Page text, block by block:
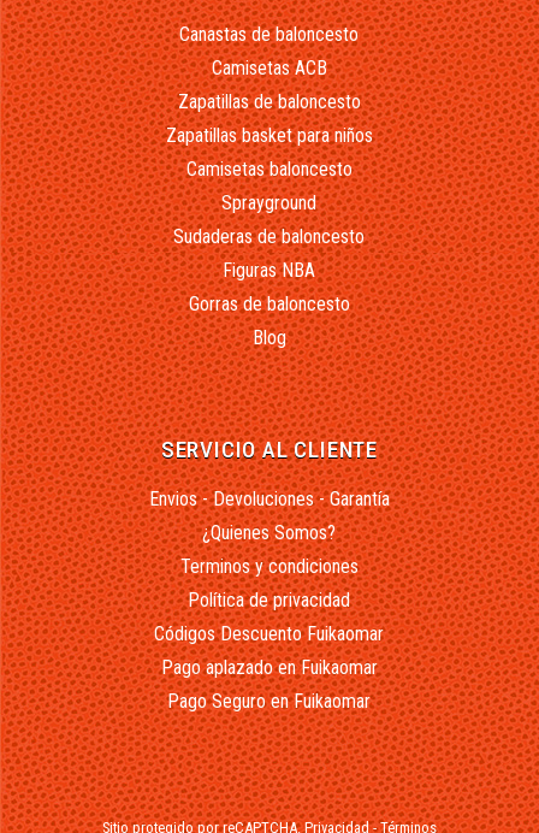
Canastas de baloncesto
Camisetas ACB
Zapatillas de baloncesto
Zapatillas basket para niños
Camisetas baloncesto
Sprayground
Sudaderas de baloncesto
Figuras NBA
Gorras de baloncesto
Blog
SERVICIO AL CLIENTE
Envios - Devoluciones - Garantía
¿Quienes Somos?
Terminos y condiciones
Política de privacidad
Códigos Descuento Fuikaomar
Pago aplazado en Fuikaomar
Pago Seguro en Fuikaomar
Sitio protegido por reCAPTCHA.Privacidad-Términos